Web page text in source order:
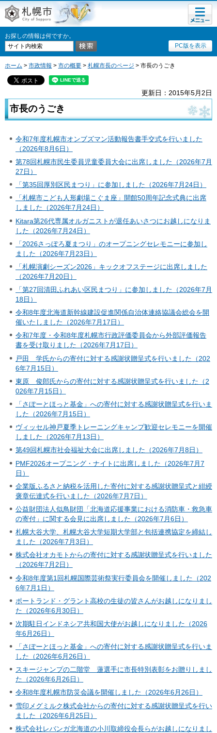
札幌市
お探しの情報は何ですか。
PC版を表示
メニュ
ー
ホーム > 市政情報 > 市の概要 > 札幌市長のページ > 市長のうごき
更新日：2015年5月2日
市長のうごき
令和7年度札幌市オンブズマン活動報告書手交式を行いました
（2026年8月6日）
第78回札幌市民生委員児童委員大会に出席しました（2026年7月
27日）
「第35回厚別区民まつり」に参加しました（2026年7月24日）
「札幌市こども人形劇場こぐま座」開館50周年記念式典に出席
しました（2026年7月24日）
Kitara第26代専属オルガニストが退任あいさつにお越しになりま
した（2026年7月24日）
「2026さっぽろ夏まつり」のオープニングセレモニーに参加し
ました（2026年7月23日）
「札幌演劇シーズン2026」キックオフステージに出席しました
（2026年7月20日）
「第27回清田ふれあい区民まつり」に参加しました（2026年7月
18日）
令和8年度北海道新幹線建設促進関係自治体連絡協議会総会を開
催いたしました（2026年7月17日）
令和7年度・令和8年度札幌市行政評価委員会から外部評価報告
書を受け取りました（2026年7月17日）
戸田 学氏からの寄付に対する感謝状贈呈式を行いました（202
6年7月15日）
東原 俊郎氏からの寄付に対する感謝状贈呈式を行いました（2
026年7月15日）
「さぽーとほっと基金」への寄付に対する感謝状贈呈式を行いま
した（2026年7月15日）
ヴィッセル神戸夏季トレーニングキャンプ歓迎セレモニーを開催
しました（2026年7月13日）
第49回札幌市社会福祉大会に出席しました（2026年7月8日）
PMF2026オープニング・ナイトに出席しました（2026年7月7
日）
企業版ふるさと納税を活用した寄付に対する感謝状贈呈式と紺綬
褒章伝達式を行いました（2026年7月7日）
公益財団法人似鳥財団「北海道応援事業における消防車・救急車
の寄付」に関する会見に出席しました（2026年7月6日）
札幌大谷大学、札幌大谷大学短期大学部と包括連携協定を締結し
ました（2026年7月3日）
株式会社オカモトからの寄付に対する感謝状贈呈式を行いました
（2026年7月2日）
令和8年度第1回札幌国際芸術祭実行委員会を開催しました（202
6年7月1日）
ポートランド・グラント高校の生徒の皆さんがお越しになりまし
た（2026年6月30日）
次期駐日インドネシア共和国大使がお越しになりました（2026
年6月26日）
「さぽーとほっと基金」への寄付に対する感謝状贈呈式を行いま
した（2026年6月26日）
スキージャンプの二階堂 蓮選手に市長特別表彰をお贈りしまし
た（2026年6月26日）
令和8年度札幌市防災会議を開催しました（2026年6月26日）
雪印メグミルク株式会社からの寄付に対する感謝状贈呈式を行い
ました（2026年6月25日）
株式会社レバンガ北海道の小川取締役会長らがお越しになりまし